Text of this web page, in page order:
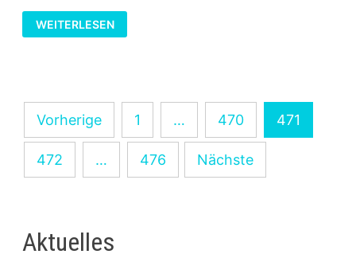
SCHREIBBLOCK
MIT
BLUMEN
WEITERLESEN
Seitennummerierung
der
Beiträge
Vorherige 1 … 470 471
472 … 476 Nächste
Aktuelles